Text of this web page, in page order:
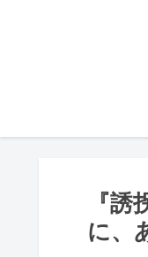
『
に、